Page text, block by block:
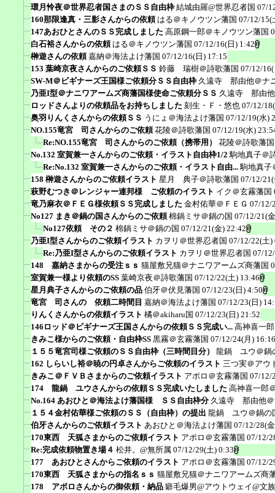
環月怜夜＠世界忍者国さまのＳＳ自由枠 結城由羅@世界忍者国 07/
160那限逢真・三影さんからの依頼 はる＠キノウツン藩国 07/12/15(
147あおひとさんのＳＳ完成しました 高原鋼一郎＠キノウツン藩国
白石裕さんからの依頼 はる＠キノウツン藩国 07/12/16(日) 1:42
榊遊さんの依頼 嘉納＠海法よけ藩国 07/12/16(日) 17:15
153 葉崎京夜さんからのご依頼ＳＳ 鈴藤 瑞樹＠詩歌藩国 07/12/
SW-M＠ビギナーズ王国様ご依頼分ＳＳ自由枠 久遠寺 那由他＠ナ
乃亜I型＠ナニワアームズ商藩国様使命ご依頼分ＳＳ 久遠寺 那由他
ロッドさんよりの依頼品をお持ちしました 刻生・Ｆ・悠也 07/12/
奥羽りんくさんからの依頼ＳＳ うにょ＠海法よけ藩国 07/12/19(水)
NO.155竜宮 司さんからのご依頼 花陵＠詩歌藩国 07/12/19(水)
Re:NO.155竜宮 司さんからのご依頼（携帯用）
花陵＠詩歌藩国
No.132 室賀兼一さんからのご依頼・イラスト自由枠1/2 駒地真子＠
Re:No.132 室賀兼一さんからのご依頼・イラスト自由... 駒地真子
158 榊遊さんからのご依頼イラスト 星月 典子＠詩歌藩国 07/12/
萩野むつき＠レンジャー連邦様 ご依頼のイラスト イク＠玄霧藩国
竜乃麻衣＠ＦＥＧ様依頼ＳＳ完成しました 金村佑華＠ＦＥＧ 07/12/
No127 まき＠鍋の国さんからのご依頼 棉鍋ミサ＠鍋の国 07/12/21(
No127依頼 その２ 棉鍋ミサ＠鍋の国 07/12/21(金) 22:42
乃亜I型さんからのご依頼イラスト カヲリ＠世界忍者国 07/12/22(土)
Re:乃亜I型さんからのご依頼イラスト カヲリ＠世界忍者国 07/
148 嘉納さまからの受注ｓｓ 猫屋敷兄猫＠ナニワアームズ商藩国
室賀兼一様より依頼のSS 葉崎京夜＠詩歌藩国 07/12/22(土) 13:46
星月典子さんからのご依頼の品 伯牙＠伏見藩国 07/12/23(日) 4:50
竜宮 司さんの 依頼二時間目 嘉納＠海法よけ藩国 07/12/23(日)
りんくさんからの依頼イラスト 橘＠akiharu国 07/12/23(日) 21:52
146ロッド＠ビギナーズ王国さんからの依頼ＳＳ完成い... 高神喜一
きみこ様からのご依頼・自由枠SS 黒霧＠玄霧藩国 07/12/24(月) 16:16
１５５竜宮司様ご依頼のＳＳ自由枠（三時間目分）
龍鍋 ユウ＠鍋
162 しらいし裕＠暁の円卓さんからご依頼のイラスト 三つ実＠アウ
きみこ＠ＦＶＢさまからのご依頼イラスト アポロ＠玄霧藩国 07/12/
174 龍鍋 ユウさんからの依頼ＳＳ完成いたしました 高神喜一郎
No.164 あおひと＠海法よけ藩国様 ＳＳ自由枠分 久遠寺 那由他＠
１５４金村佑華様ご依頼のＳＳ（自由枠）の提出 龍鍋 ユウ＠鍋の
伯牙さんからのご依頼イラスト あおひと＠海法よけ藩国 07/12/28(
170東西 天狐さまからのご依頼イラスト アポロ＠玄霧藩国 07/12/
Re:完成依頼物置き場４ 松井。@無所属 07/12/29(土) 0:33
177 あおひとさんからご依頼のイラスト アポロ＠玄霧藩国 07/12/
170東西 天狐さまからの指名ｓｓ 猫屋敷兄猫＠ナニワアームズ商
178 アポロさんからの御依頼・納品 癖毛爆男@アウトウェイ@文族